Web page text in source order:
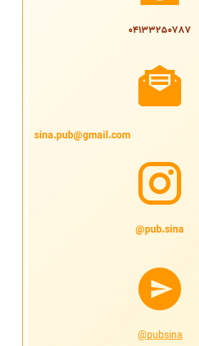
04133250787
sina.pub@gmail.com
pub.sina@
@pubsina